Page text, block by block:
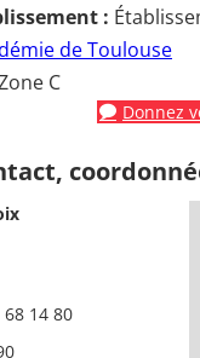
:
de Toulouse
C
Donnez
68 14 80